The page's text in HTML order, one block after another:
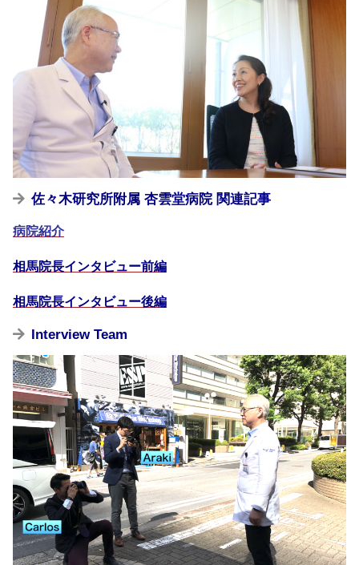
佐々木研究所附属杏雲堂病院 関連記事
病院紹介
相馬院長インタビュー前編
相馬院長インタビュー後編
Interview Team